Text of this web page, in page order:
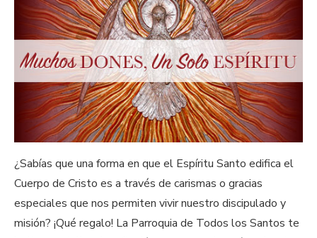
¿Sabías que una forma en que el Espíritu Santo edifica el
Cuerpo de Cristo es a través de carismas o gracias
especiales que nos permiten vivir nuestro discipulado y
misión? ¡Qué regalo! La Parroquia de Todos los Santos te